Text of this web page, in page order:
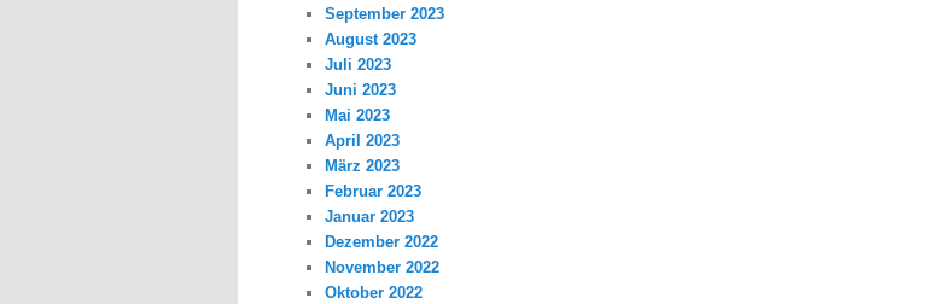
September 2023
August 2023
Juli 2023
Juni 2023
Mai 2023
April 2023
März 2023
Februar 2023
Januar 2023
Dezember 2022
November 2022
Oktober 2022